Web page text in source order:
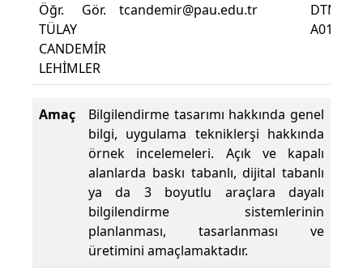
Öğr. Gör.
TÜLAY
CANDEMİR
LEHİMLER
tcandemir@pau.edu.tr
DTMYO
A0109
Amaç
Bilgilendirme tasarımı hakkında genel
bilgi, uygulama tekniklerşi hakkında
örnek incelemeleri. Açık ve kapalı
alanlarda baskı tabanlı, dijital tabanlı
ya da 3 boyutlu araçlara dayalı
bilgilendirme sistemlerinin
planlanması, tasarlanması ve
üretimini amaçlamaktadır.